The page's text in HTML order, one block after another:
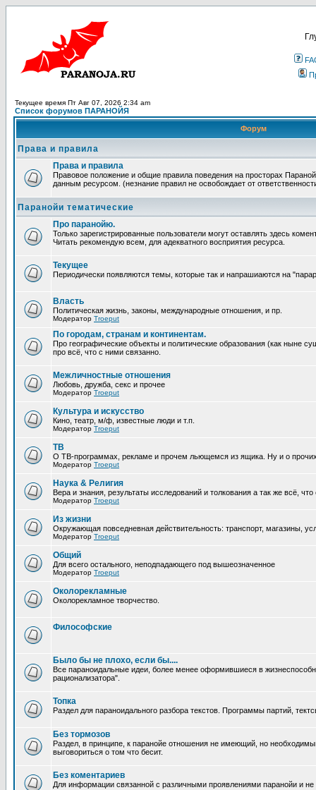
Текущее время Пт Авг 07, 2026 2:34 am
Список форумов ПАРАНОЙЯ
Форум
Права и правила
Права и правила
Правовое положение и общие правила поведения на просторах
данным ресурсом. (незнание правил не освобождает от
Паранойи тематические
Про паранойю.
Только зарегистрированные пользователи могут оставлять здесь
Читать рекомендую всем, для адекватного восприятия ресурса.
Текущее
Периодически появляются темы, которые так и напрашиаются на
Власть
Политическая жизнь, законы, международные отношения, и пр.
Модератор Troeput
По городам, странам и континентам.
Про географические объекты и политические образования (как ныне
про всё, что с ними связанно.
Межличностные отношения
Любовь, дружба, секс и прочее
Модератор Troeput
Культура и искусство
Кино, театр, м/ф, известные люди и т.п.
Модератор Troeput
ТВ
О ТВ-программах, рекламе и прочем льющемся из ящика. Ну и о
Модератор Troeput
Наука & Религия
Вера и знания, результаты исследований и толкования а так же всё,
Модератор Troeput
Из жизни
Окружающая повседневная действительность: транспорт, магазины,
Модератор Troeput
Общий
Для всего остального, неподпадающего под вышеозначенное
Модератор Troeput
Околорекламные
Околорекламное творчество.
Философские
Было бы не плохо, если бы....
Все параноидальные идеи, более менее оформившиеся в
рационализатора".
Топка
Раздел для параноидального разбора текстов. Программы партий,
Без тормозов
Раздел, в принципе, к паранойе отношения не имеющий, но
выговориться о том что бесит.
Без коментариев
Для информации связанной с различными проявлениями паранойи и